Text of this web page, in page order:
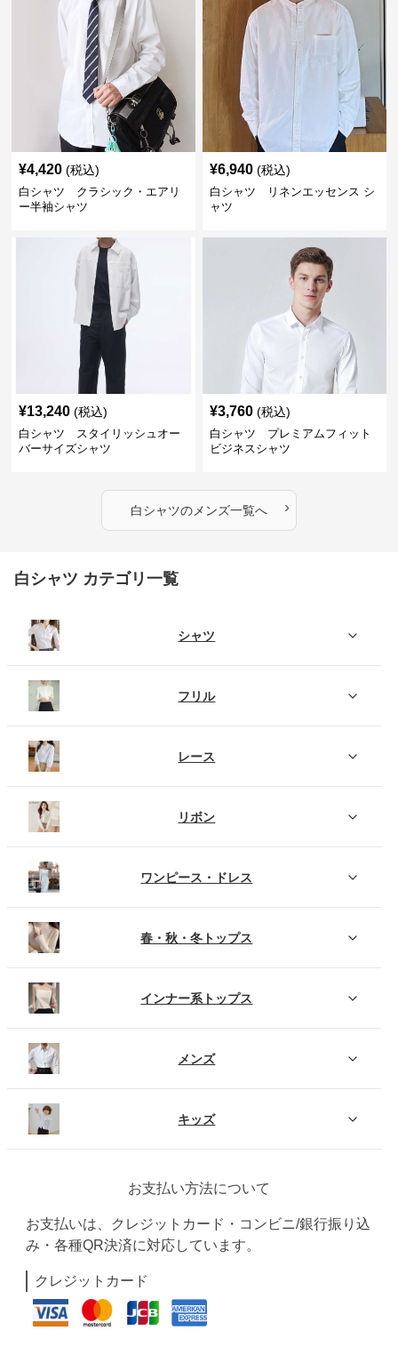
¥4,420 (税込)
白シャツ クラシック・エアリ
ー半袖シャツ
¥6,940 (税込)
白シャツ リネンエッセンス シ
ャツ
¥13,240 (税込)
白シャツ スタイリッシュオー
バーサイズシャツ
¥3,760 (税込)
白シャツ プレミアムフィット
ビジネスシャツ
白シャツのメンズ一覧へ ›
白シャツ カテゴリ一覧
シャツ
フリル
レース
リボン
ワンピース・ドレス
春・秋・冬トップス
インナー系トップス
メンズ
キッズ
お支払い方法について
お支払いは、クレジットカード・コンビニ/銀行振り込
み・各種QR決済に対応しています。
クレジットカード